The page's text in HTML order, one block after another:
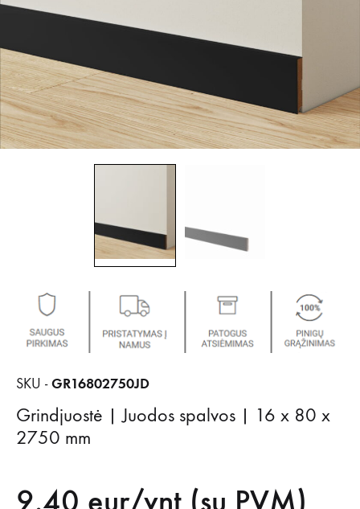
SKU -GR16802750JD
Grindjuostė | Juodos spalvos | 16 x 80 x
2750 mm
9.40 eur/vnt (su PVM)